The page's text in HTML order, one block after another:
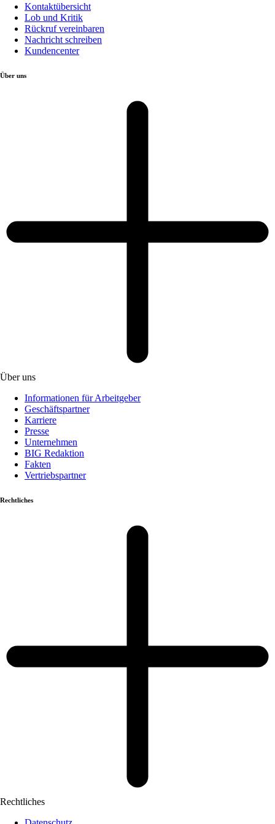
Kontaktübersicht
Lob und Kritik
Rückruf vereinbaren
Nachricht schreiben
Kundencenter
Über uns
Über uns
Informationen für Arbeitgeber
Geschäftspartner
Karriere
Presse
Unternehmen
BIG Redaktion
Fakten
Vertriebspartner
Rechtliches
Rechtliches